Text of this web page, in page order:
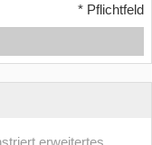
* Pflichtfeld
erweitertes